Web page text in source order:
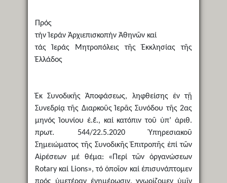
Πρός
τήν Ἱεράν Ἀρχιεπισκοπήν Ἀθηνῶν καί
τάς Ἱεράς Μητροπόλεις τῆς Ἐκκλησίας τῆς
Ἑλλάδος
Ἐκ Συνοδικῆς Ἀποφάσεως, ληφθείσης ἐν τῇ
Συνεδρίᾳ τῆς Διαρκοῦς Ἱερᾶς Συνόδου τῆς 2ας
μηνός Ἰουνίου ἐ.ἔ., καί κατόπιν τοῦ ὑπ’ ἀριθ.
πρωτ. 544/22.5.2020 Ὑπηρεσιακοῦ
Σημειώματος τῆς Συνοδικῆς Ἐπιτροπῆς ἐπί τῶν
Αἱρέσεων μέ θέμα: «Περί τῶν ὀργανώσεων
Rotary καί Lions», τό ὁποῖον καί ἐπισυνάπτομεν
πρός ὑμετέραν ἐνημέρωσιν, γνωρίζομεν ὑμῖν